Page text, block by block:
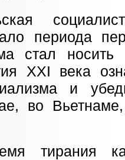
периода
стал носить
ХХI века
и
во
тирания